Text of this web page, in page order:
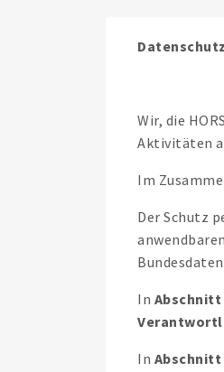
Wir, die
Aktivitäten
Im
Der Schutz
In Abschnitt
In Abschnitt